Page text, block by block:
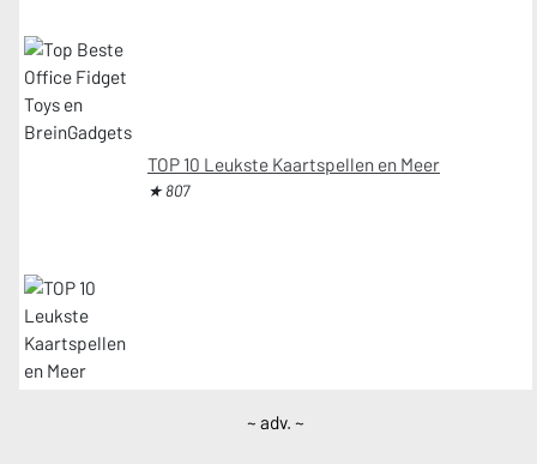
TOP 10 Leukste Kaartspellen en Meer
★ 807
~ adv. ~